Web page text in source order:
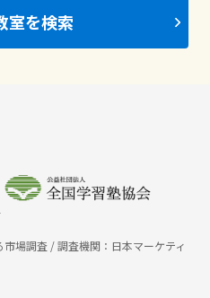
室を検索
場調査 / 調査機関：日本マーケティ